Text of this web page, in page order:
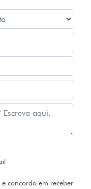
e concordo em receber